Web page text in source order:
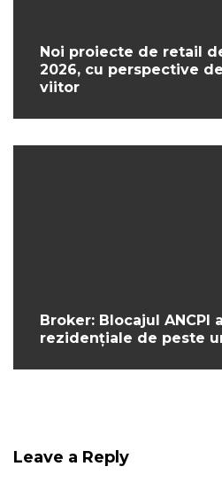
Noi proiecte de retail
2026, cu perspective
viitor
Broker: Blocajul ANCPI
rezidențiale de peste
Leave a Reply